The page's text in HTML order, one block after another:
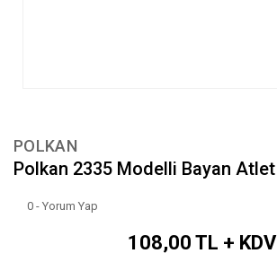
POLKAN
Polkan 2335 Modelli Bayan Atlet
0 - Yorum Yap
108,00 TL + KDV